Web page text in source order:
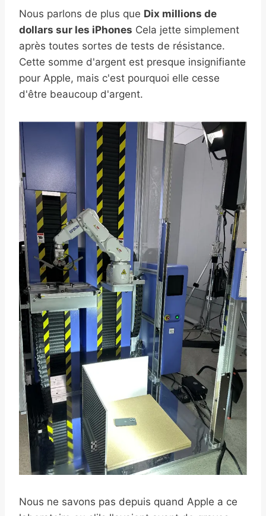
Nous parlons de plus que Dix millions de
dollars sur les iPhones Cela jette simplement
après toutes sortes de tests de résistance.
Cette somme d'argent est presque insignifiante
pour Apple, mais c'est pourquoi elle cesse
d'être beaucoup d'argent.
Nous ne savons pas depuis quand Apple a ce